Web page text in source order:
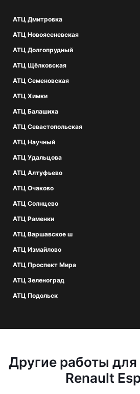
АТЦ Дмитровка
АТЦ Новоясеневская
АТЦ Долгопрудный
АТЦ Щёлковская
АТЦ Семеновская
АТЦ Химки
АТЦ Балашиха
АТЦ Севастопольская
АТЦ Научный
АТЦ Удальцова
АТЦ Алтуфьево
АТЦ Очаково
АТЦ Солнцево
АТЦ Раменки
АТЦ Варшавское ш
АТЦ Измайлово
АТЦ Проспект Мира
АТЦ Зеленоград
АТЦ Подольск
Другие работы
Renault